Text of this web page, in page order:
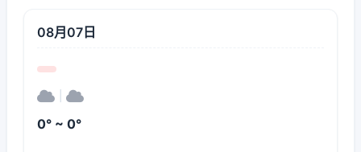
08月07日
0° ~ 0°